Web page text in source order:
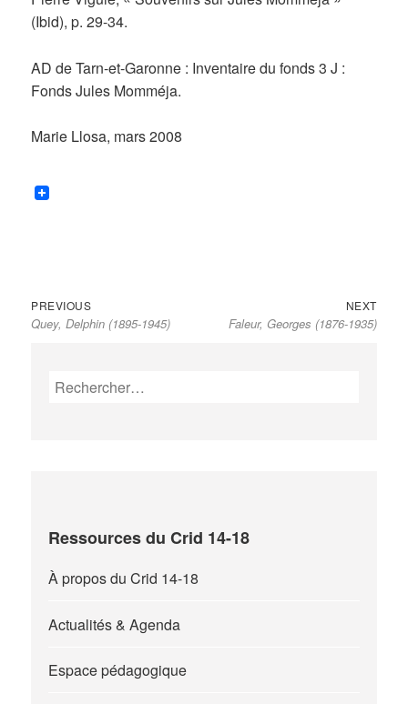
(Ibid), p. 29-34.
AD de Tarn-et-Garonne : Inventaire du fonds 3 J :
Fonds Jules Momméja.
Marie Llosa, mars 2008
Navigation
de
PREVIOUSPrevious
post:
Quey, Delphin (1895-1945)
NEXTNext
post:
Faleur, Georges (1876-1935)
Rechercher :
Ressources du Crid 14-18
À propos du Crid 14-18
Actualités & Agenda
Espace pédagogique